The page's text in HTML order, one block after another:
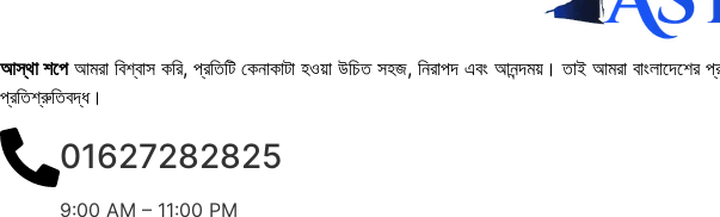
আস্থা শপেআমরা বিশ্বাস করি, প্রতিটি কেনাকাটা হওয়া উচিত সহজ, নিরাপদ এবং আনন্দময়। তাই আমরা বাংলাদেশের
প্রতিশ্রুতিবদ্ধ।
01627282825
9:00 AM – 11:00 PM